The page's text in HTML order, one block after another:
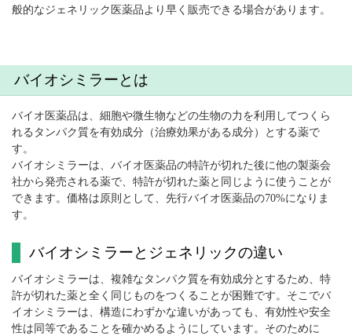
般的なジェネリック医薬品より早く販売できる場合があります。
バイオシミラーとは
バイオ医薬品は、細胞や微生物などの生物の力を利用してつくら
れるタンパク質を有効成分（治療効果がある成分）とする薬で
す。
バイオシミラーは、バイオ医薬品の特許が切れた後に他の製薬会
社から発売される薬で、特許が切れた薬と同じように使うことが
できます。価格は原則として、先行バイオ医薬品の70%になりま
す。
バイオシミラーとジェネリックの違い
バイオシミラーは、複雑なタンパク質を有効成分とするため、特
許が切れた薬と全く同じものをつくることが困難です。そこでバ
イオシミラーは、構造にわずかな違いがあっても、有効性や安全
性は同等であることを確かめるようにしています。そのために